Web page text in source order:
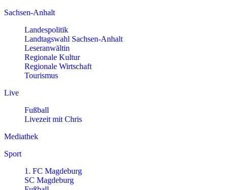
Sachsen-Anhalt
Landespolitik
Landtagswahl Sachsen-Anhalt
Leseranwältin
Regionale Kultur
Regionale Wirtschaft
Tourismus
Live
Fußball
Livezeit mit Chris
Mediathek
Sport
1. FC Magdeburg
SC Magdeburg